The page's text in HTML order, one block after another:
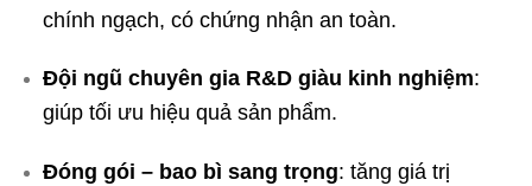
chính ngạch, có chứng nhận an toàn.
Đội ngũ chuyên gia R&D giàu kinh nghiệm:
giúp tối ưu hiệu quả sản phẩm.
Đóng gói – bao bì sang trọng: tăng giá trị